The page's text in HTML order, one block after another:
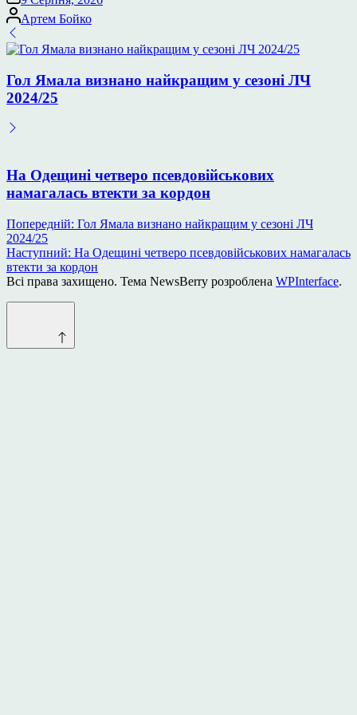
Опубліковано
Артем Бойко
Гол Ямала визнано найкращим у сезоні ЛЧ
2024/25
На Одещині четверо псевдовійськових
намагалась втекти за кордон
Навігація
записів
Попередній: Гол Ямала визнано найкращим у сезоні ЛЧ
2024/25
Наступний: На Одещині четверо псевдовійськових намагалась
втекти за кордон
Всі права захищено. Тема NewsBerry розроблена WPInterface.